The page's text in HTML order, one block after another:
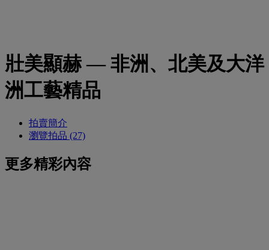
壯美顯赫 — 非洲、北美及大洋
洲工藝精品
拍賣簡介
瀏覽拍品 (27)
更多精彩內容